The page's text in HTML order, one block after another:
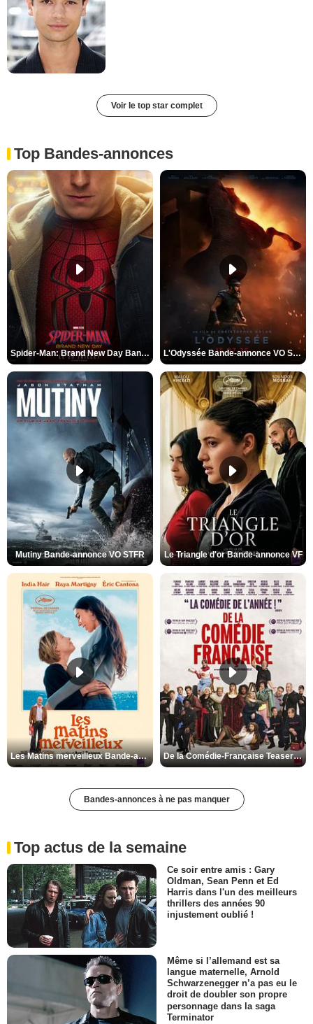
Voir le top star complet
Top Bandes-annonces
Spider-Man: Brand New Day Bande-annonce VO STFR L'Odyssée Bande-annonce VO STFR
Mutiny Bande-annonce VO STFR Le Triangle d'or Bande-annonce VF
Les Matins merveilleux Bande-annonce VF De la Comédie-Française Teaser VF
Bandes-annonces à ne pas manquer
Top actus de la semaine
Ce soir entre amis : Gary
Oldman, Sean Penn et Ed
Harris dans l'un des meilleurs
thrillers des années 90
injustement oublié !
Même si l’allemand est sa
langue maternelle, Arnold
Schwarzenegger n’a pas eu le
droit de doubler son propre
personnage dans la saga
Terminator